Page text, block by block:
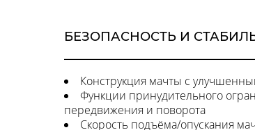
БЕЗОПАСНОСТЬ И
Конструкция мачты с
Функции принудительного
передвижения и поворота
Скорость подъёма/опускания